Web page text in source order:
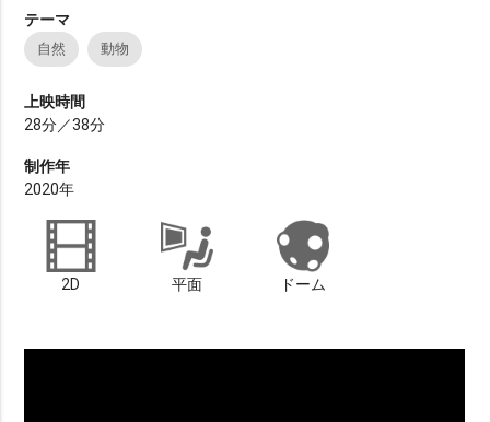
テーマ
自然 動物
上映時間
28分／38分
制作年
2020年
2D 平面 ドーム